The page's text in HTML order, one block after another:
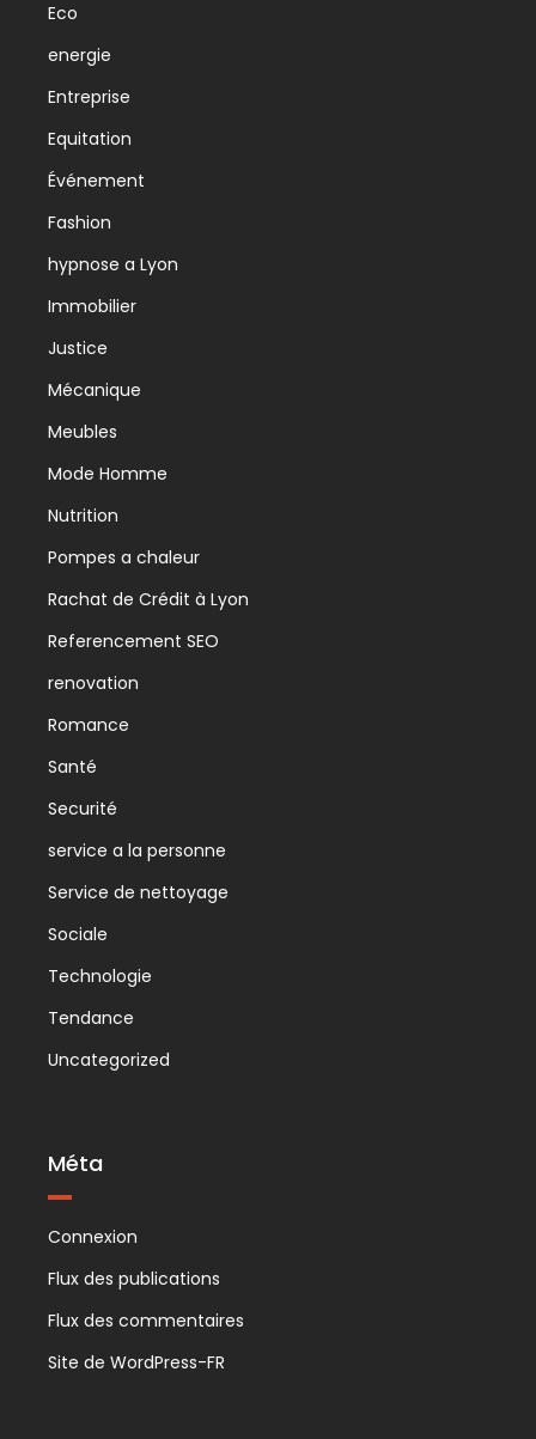
Eco
energie
Entreprise
Equitation
Événement
Fashion
hypnose a Lyon
Immobilier
Justice
Mécanique
Meubles
Mode Homme
Nutrition
Pompes a chaleur
Rachat de Crédit à Lyon
Referencement SEO
renovation
Romance
Santé
Securité
service a la personne
Service de nettoyage
Sociale
Technologie
Tendance
Uncategorized
Méta
Connexion
Flux des publications
Flux des commentaires
Site de WordPress-FR